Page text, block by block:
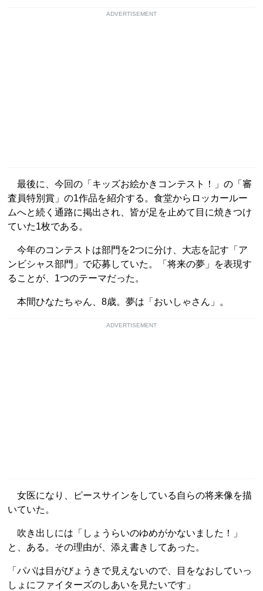
ADVERTISEMENT
最後に、今回の「キッズお絵かきコンテスト！」の「審
査員特別賞」の1作品を紹介する。食堂からロッカールー
ムへと続く通路に掲出され、皆が足を止めて目に焼きつけ
ていた1枚である。
今年のコンテストは部門を2つに分け、大志を記す「ア
ンビシャス部門」で応募していた。「将来の夢」を表現す
ることが、1つのテーマだった。
本間ひなたちゃん、8歳。夢は「おいしゃさん」。
ADVERTISEMENT
女医になり、ピースサインをしている自らの将来像を描
いていた。
吹き出しには「しょうらいのゆめがかないました！」
と、ある。その理由が、添え書きしてあった。
「パパは目がびょうきで見えないので、目をなおしていっ
しょにファイターズのしあいを見たいです」